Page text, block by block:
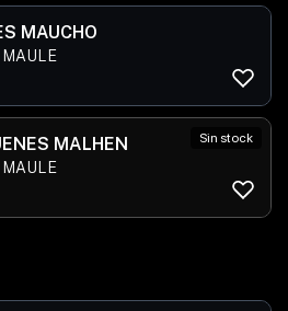
MAUCHO
MAULE
MALHEN
MAULE
Sin stock